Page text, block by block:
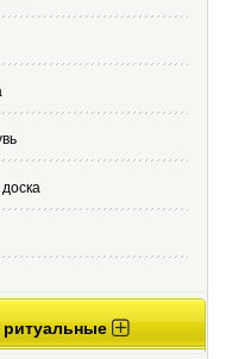
ритуальные